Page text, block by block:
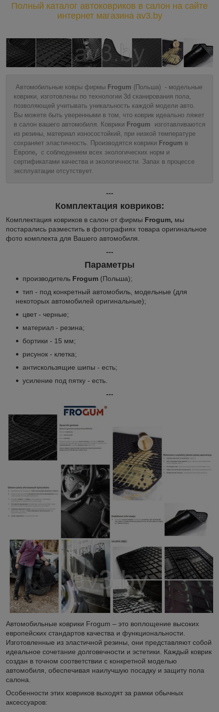
Полный каталог автоковриков в салон на сайте
интернет магазина av3.by
Автомобильные ковры фирмы Frogum (Польша) - модельные
коврики, изготовлены по технологии 3d сканирования пола,
позволяющей учитывать уникальность каждой модели авто.
Вы можете быть уверенными в том, что коврик идеально ляжет
в салон вашего автомобиля. Коврики Frogum изготавливаются
из резины, материал износостойкий, при низкой температуре
сохраняет эластичность. Производятся коврики Frogum в
Европе, с соблюдением всех экологических норм и
сертификатами качества и экологичности. Запах в процессе
эксплуатации отсутствует.
---
Комплектация ковриков:
Комплектация ковриков в салон от фирмы Frogum, мы
постарались разместить в фотографиях товара оригинальное
фото комплекта для Вашего автомобиля.
---
Параметры
производитель Frogum (Польша);
тип - под конкретный автомобиль, модельные (для
некоторых автомобилей оригинальные);
цвет - черные;
материал - резина;
бортики - 15 мм;
рисунок - клетка;
антискользящие шипы - есть;
усиление под пятку - есть.
---
Автомобильные коврики Frogum – это воплощение высоких
европейских стандартов качества и функциональности.
Изготовленные из эластичной резины, они представляют собой
идеальное сочетание долговечности и эстетики. Каждый коврик
создан в точном соответствии с конкретной моделью
автомобиля, обеспечивая наилучшую посадку и защиту пола
салона.
Особенности этих ковриков выходят за рамки обычных
аксессуаров: